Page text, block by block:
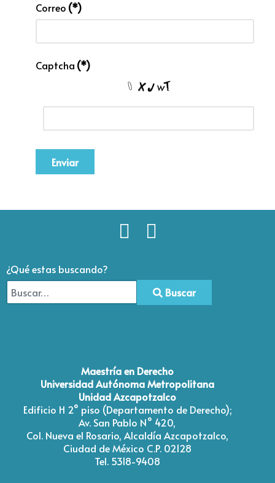
Correo (*)
Captcha (*)
Enviar
¿Qué estas buscando?
Buscar
Maestría en Derecho
Universidad Autónoma Metropolitana
Unidad Azcapotzalco
Edificio H 2° piso (Departamento de Derecho);
Av. San Pablo N° 420,
Col. Nueva el Rosario, Alcaldía Azcapotzalco,
Ciudad de México C.P. 02128
Tel. 5318-9408